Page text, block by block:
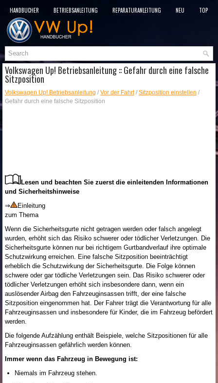
HANDBÜCHER BETRIEBSANLEITUNG REPARATURANLEITUNG NEU
TOP
SITEMAP
Volkswagen Up! Betriebsanleitung :: Gefahr durch eine falsche
Sitzposition
Volkswagen Up! Betriebsanleitung / Vor der Fahrt/ Sitzposition einstellen /
Gefahr durch eine falsche Sitzposition
Lesen und beachten Sie zuerst die einleitenden Informationen
und Sicherheitshinweise
⇒
Einleitung
zum Thema
Wenn die Sicherheitsgurte nicht getragen werden oder falsch angelegt
wurden, erhöht sich das Risiko schwerer oder tödlicher Verletzungen. Die
Sicherheitsgurte können nur bei richtigem Gurtbandverlauf ihre optimale
Schutzwirkung erreichen. Eine falsche Sitzposition beeinträchtigt
erheblich die Schutzwirkung der Sicherheitsgurte. Die Folge können
schwere oder gar tödliche Verletzungen sein. Das Risiko schwerer oder
tödlicher Verletzungen erhöht sich insbesondere dann, wenn ein
auslösender Airbag den Fahrzeuginsassen trifft, der eine falsche
Sitzposition eingenommen hat. Der Fahrer trägt die Verantwortung für alle
Fahrzeuginsassen und insbesondere für Kinder, die im Fahrzeug befördert
werden.
Die folgende Aufzählung enthält Beispiele, welche Sitzpositionen für alle
Fahrzeuginsassen gefährlich werden können.
Immer wenn das Fahrzeug in Bewegung ist:
Niemals im Fahrzeug stehen.